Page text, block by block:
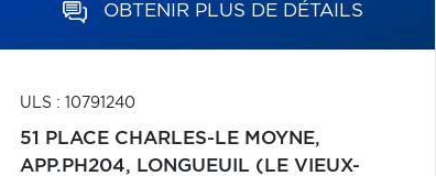
OBTENIR PLUS DE DÉTAILS
ULS : 10791240
51 PLACE CHARLES-LE MOYNE,
APP.PH204, LONGUEUIL (LE VIEUX-